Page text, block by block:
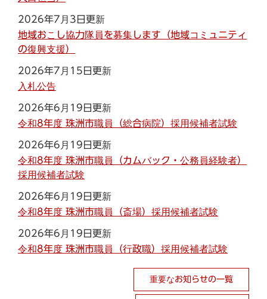
2026年7月3日更新
地域おこし協力隊員を募集します（地域コミュニティ
の復興支援）
2026年7月15日更新
入札公告
2026年6月19日更新
令和8年度 珠洲市職員（総合病院）採用候補者試験
2026年6月19日更新
令和8年度 珠洲市職員（カムバック・公務員経験者）
採用候補者試験
2026年6月19日更新
令和8年度 珠洲市職員（斎場）採用候補者試験
2026年6月19日更新
令和8年度 珠洲市職員（行政職）採用候補者試験
重要なお知らせの一覧